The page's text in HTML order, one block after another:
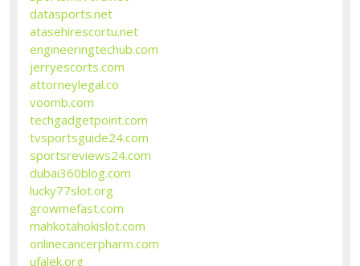
datasports.net
atasehirescortu.net
engineeringtechub.com
jerryescorts.com
attorneylegal.co
voomb.com
techgadgetpoint.com
tvsportsguide24.com
sportsreviews24.com
dubai360blog.com
lucky77slot.org
growmefast.com
mahkotahokislot.com
onlinecancerpharm.com
ufalek.org